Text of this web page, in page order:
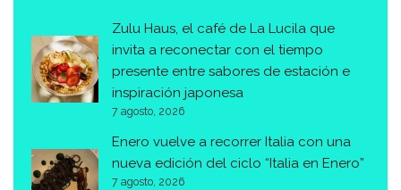
Zulu Haus, el café de La Lucila que
invita a reconectar con el tiempo
presente entre sabores de estación e
inspiración japonesa
7 agosto, 2026
Enero vuelve a recorrer Italia con una
nueva edición del ciclo “Italia en Enero”
7 agosto, 2026